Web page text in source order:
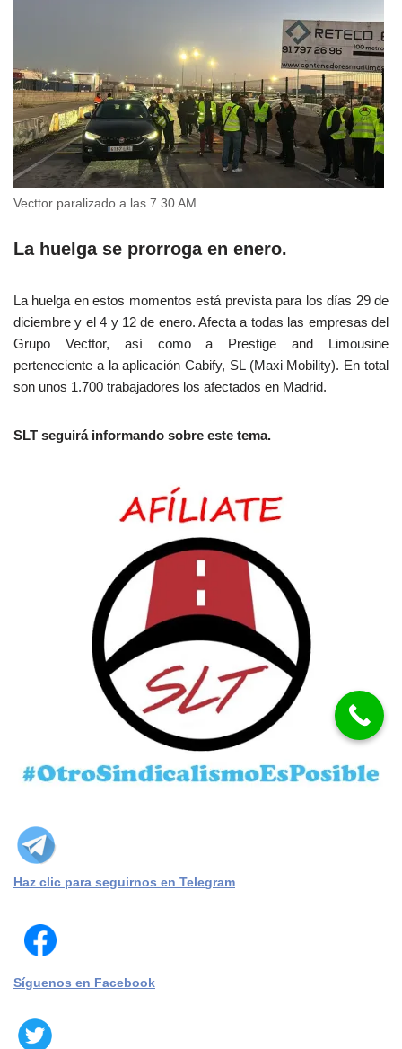
Vecttor paralizado a las 7.30 AM
La huelga se prorroga en enero.
La huelga en estos momentos está prevista para los días 29 de
diciembre y el 4 y 12 de enero. Afecta a todas las empresas del
Grupo Vecttor, así como a Prestige and Limousine
perteneciente a la aplicación Cabify, SL (Maxi Mobility). En total
son unos 1.700 trabajadores los afectados en Madrid.
SLT seguirá informando sobre este tema.
Haz clic para seguirnos en Telegram
Síguenos en Facebook